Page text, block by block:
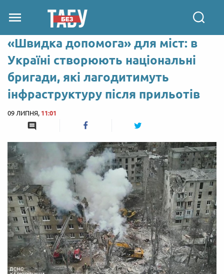
«Швидка допомога» для міст: в
Україні створюють національні
бригади, які лагодитимуть
інфраструктуру після прильотів
09 ЛИПНЯ, 11:01